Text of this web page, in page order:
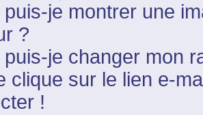
je montrer une
?
je changer mon
clique sur le lien e-
!